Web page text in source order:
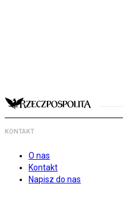
KONTAKT
O nas
Kontakt
Napisz do nas